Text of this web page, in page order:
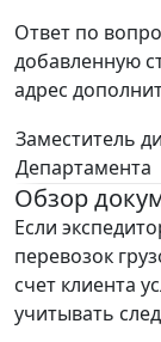
Ответ по
добавленную
адрес
Заместитель
Департамента
Обзор
Если
перевозок
счет клиента
учитывать